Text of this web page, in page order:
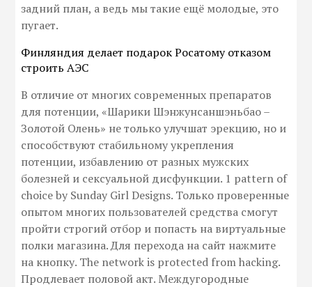
задний план, а ведь мы такие ещё молодые, это
пугает.
Финляндия делает подарок Росатому отказом
строить АЭС
В отличие от многих современных препаратов
для потенции, «Шарики Шэнжунсаншэньбао –
Золотой Олень» не только улучшат эрекцию, но и
способствуют стабильному укрепления
потенции, избавлению от разных мужских
болезней и сексуальной дисфункции. 1 pattern of
choice by Sunday Girl Designs. Только проверенные
опытом многих пользователей средства смогут
пройти строгий отбор и попасть на виртуальные
полки магазина. Для перехода на сайт нажмите
на кнопку. The network is protected from hacking.
Продлевает половой акт. Междугородные